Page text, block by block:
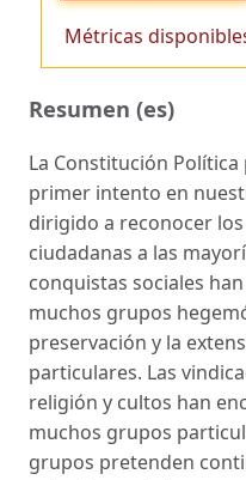
Métricas
Resumen (es)
La Constitución
primer intento en
dirigido a reconocer
ciudadanas a las
conquistas sociales
muchos grupos
preservación y la
particulares. Las
religión y cultos han
muchos grupos
grupos pretenden